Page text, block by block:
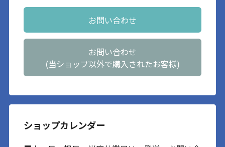
お問い合わせ
お問い合わせ
(当ショップ以外で購入されたお客様)
ショップカレンダー